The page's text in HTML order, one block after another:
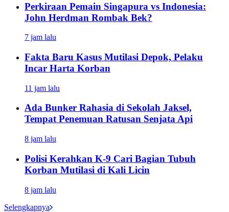
Perkiraan Pemain Singapura vs Indonesia:
John Herdman Rombak Bek?
7 jam lalu
Fakta Baru Kasus Mutilasi Depok, Pelaku
Incar Harta Korban
11 jam lalu
Ada Bunker Rahasia di Sekolah Jaksel,
Tempat Penemuan Ratusan Senjata Api
8 jam lalu
Polisi Kerahkan K-9 Cari Bagian Tubuh
Korban Mutilasi di Kali Licin
8 jam lalu
Selengkapnya